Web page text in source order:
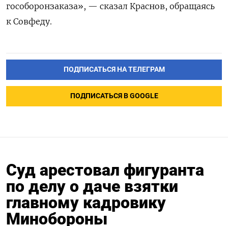
гособоронзаказа», — сказал Краснов, обращаясь
к Совфеду.
ПОДПИСАТЬСЯ НА ТЕЛЕГРАМ
ПОДПИСАТЬСЯ В GOOGLE
Суд арестовал фигуранта
по делу о даче взятки
главному кадровику
Минобороны